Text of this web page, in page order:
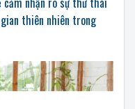
thiên nhiên trong